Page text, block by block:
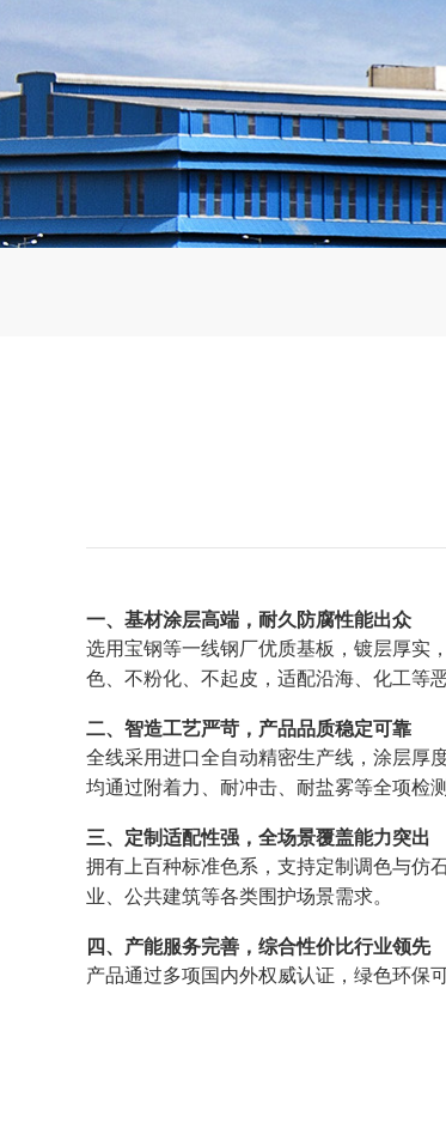
一、基材涂层高端，耐久防腐性能出众
选用宝钢等一线钢厂优质基板，镀层厚实
色、不粉化、不起皮，适配沿海、化工等
二、智造工艺严苛，产品品质稳定可靠
全线采用进口全自动精密生产线，涂层厚
均通过附着力、耐冲击、耐盐雾等全项检
三、定制适配性强，全场景覆盖能力突出
拥有上百种标准色系，支持定制调色与仿
业、公共建筑等各类围护场景需求。
四、产能服务完善，综合性价比行业领先
产品通过多项国内外权威认证，绿色环保